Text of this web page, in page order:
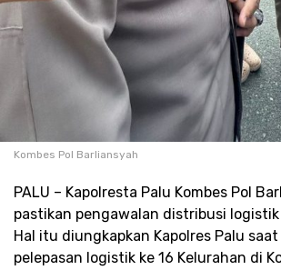
Kombes Pol Barliansyah
PALU – Kapolresta Palu Kombes Pol
pastikan pengawalan distribusi
Hal itu diungkapkan Kapolres Palu
pelepasan logistik ke 16 Kelurahan di